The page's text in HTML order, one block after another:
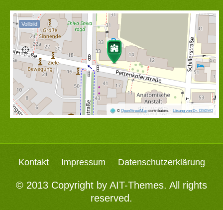
© OpenStreetMapcontributors. · Lösung von Dr. DSGVO
Vollbild
Kontakt Impressum Datenschutzerklärung
© 2013 Copyright by AIT-Themes. All rights
reserved.